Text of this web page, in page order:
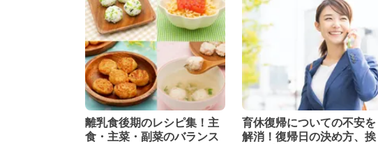
離乳食後期のレシピ集！主
食・主菜・副菜のバランス
育休復帰についての不安を
解消！復帰日の決め方、挨